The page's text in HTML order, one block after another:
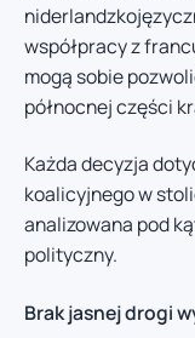
współpracy z
mogą sobie
północnej części
Każda decyzja
koalicyjnego w
analizowana pod
polityczny.
Brak jasnej drogi